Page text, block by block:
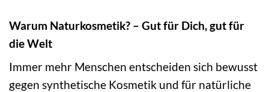
Warum Naturkosmetik? – Gut für Dich, gut für
die Welt
Immer mehr Menschen entscheiden sich bewusst
gegen synthetische Kosmetik und für natürliche